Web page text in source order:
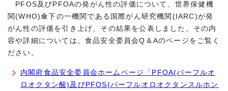
PFOS及びPFOAの発がん性の評価について、世界保健機
関(WHO)傘下の一機関である国際がん研究機関(IARC)が発
がん性の評価を引き上げ、その結果を公表しました。その内
容や詳細については、食品安全委員会Q＆Aのページをご覧く
ださい。
内閣府食品安全委員会ホームページ「PFOA(パーフルオ
ロオクタン酸)及びPFOS(パーフルオロオクタンスルホン